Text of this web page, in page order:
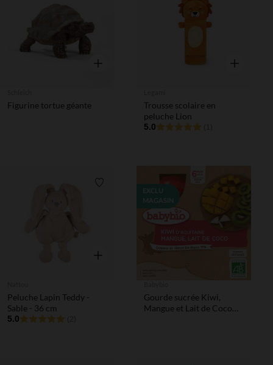
Aperçu rapide
Figurine tortue géante
Aperçu
Trousse scolaire en
peluche Lion
5.0
Liste de souhaits
Aperçu rapide
Peluche Lapin Teddy -
Sable - 36 cm
5.0
EXCLU
MAGASIN
Gourde sucrée Kiwi,
Mangue et Lait de Coco